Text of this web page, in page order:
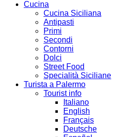
Cucina
Cucina Siciliana
Antipasti
Primi
Secondi
Contorni
Dolci
Street Food
Specialità Siciliane
Turista a Palermo
Tourist info
Italiano
English
Français
Deutsche